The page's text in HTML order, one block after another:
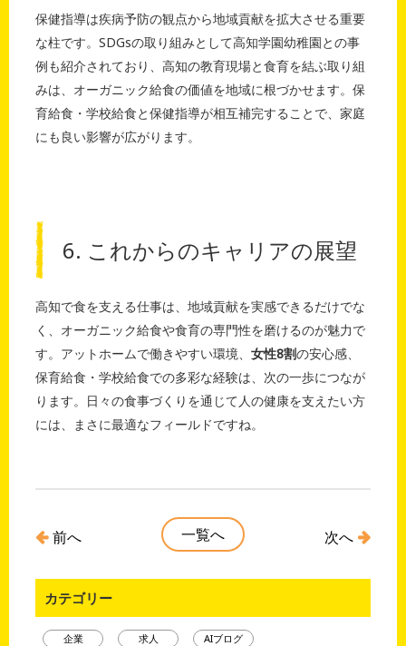
保健指導は疾病予防の観点から地域貢献を拡大させる重要
な柱です。SDGsの取り組みとして高知学園幼稚園との事
例も紹介されており、高知の教育現場と食育を結ぶ取り組
みは、オーガニック給食の価値を地域に根づかせます。保
育給食・学校給食と保健指導が相互補完することで、家庭
にも良い影響が広がります。
6. これからのキャリアの展望
高知で食を支える仕事は、地域貢献を実感できるだけでな
く、オーガニック給食や食育の専門性を磨けるのが魅力で
す。アットホームで働きやすい環境、女性8割の安心感、
保育給食・学校給食での多彩な経験は、次の一歩につなが
ります。日々の食事づくりを通じて人の健康を支えたい方
には、まさに最適なフィールドですね。
前へ 一覧へ 次へ
カテゴリー
企業 求人 AIブログ